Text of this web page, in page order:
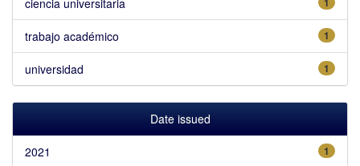
1
trabajo académico
1
universidad
Date issued
1
2021